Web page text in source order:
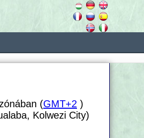
(GMT+2 )
Kolwezi City)